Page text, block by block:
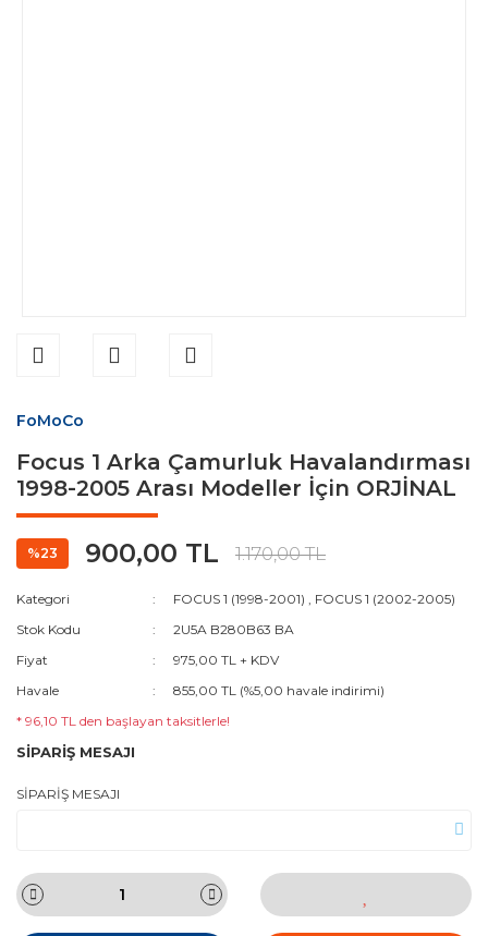
FoMoCo
Focus 1 Arka Çamurluk Havalandırması
1998-2005 Arası Modeller İçin ORJİNAL
%23 900,00 TL 1.170,00 TL
Kategori FOCUS 1 (1998-2001) , FOCUS 1 (2002-2005)
Stok Kodu
2U5A B280B63 BA
Fiyat
975,00 TL + KDV
Havale
855,00 TL (%5,00 havale indirimi)
* 96,10 TL den başlayan taksitlerle!
SİPARİŞ MESAJI
SİPARİŞ MESAJI